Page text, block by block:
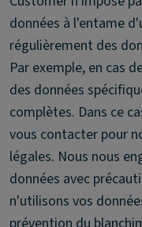
données à l'entame
régulièrement des
Par exemple, en cas
des données
complètes. Dans ce
vous contacter pour
légales. Nous nous
données avec
n'utilisons vos